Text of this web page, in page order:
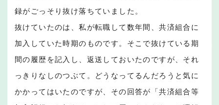
録がごっそり抜け落ちていました。
抜けていたのは、私が転職して数年間、共済組合に
加入していた時期のものです。そこで抜けている期
間の履歴を記入し、返送しておいたのですが、それ
っきりなしのつぶて。どうなってるんだろうと気に
かかってはいたのですが、その回答が「共済組合等